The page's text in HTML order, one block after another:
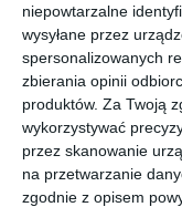
niepowtarzalne
wysyłane przez
spersonalizowanych
zbierania opinii
produktów. Za Twoją
wykorzystywać
przez skanowanie
na przetwarzanie
zgodnie z opisem
Pettson i
Findus.
Rok z
Findusem
Eva-Lena
Sven